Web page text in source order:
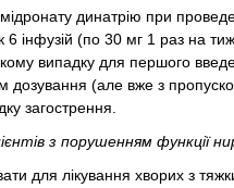
динатрію при
інфузій (по 30 мг 1 раз на
випадку для першого
дозування (але вже з
загострення.
з порушенням функції
для лікування хворих з